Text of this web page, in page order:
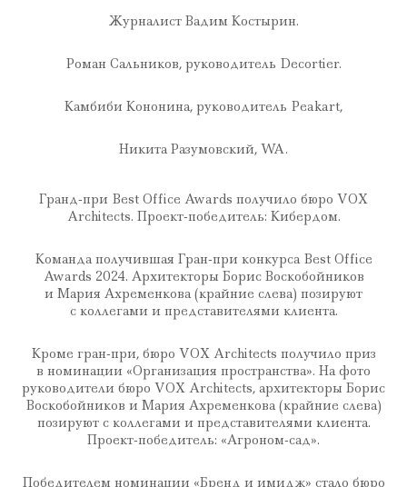
Журналист Вадим Костырин.
Роман Сальников, руководитель Decortier.
Камбиби Кoнонина, руководитель Peakart,
Никита Разумовский, WA.
Гранд-при Best Office Awards получило бюро VOX
Architects. Проект-победитель: Кибердом.
Команда получившая Гран-при конкурса Best Office
Awards 2024. Архитекторы Борис Воскобойников
и Мария Ахременкова (крайние слева) позируют
с коллегами и представителями клиента.
Кроме гран-при, бюро VOX Architects получило приз
в номинации «Организация пространства». На фото
руководители бюро VOX Architects, архитекторы Борис
Воскобойников и Мария Ахременкова (крайние слева)
позируют с коллегами и представителями клиента.
Проект-победитель: «Агроном-сад».
Победителем номинации «Бренд и имидж» стало бюро